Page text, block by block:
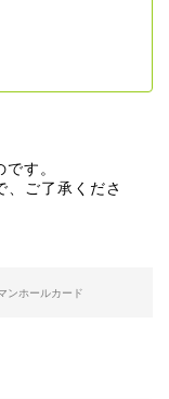
す。
、ご了承くださ
ンホールカード